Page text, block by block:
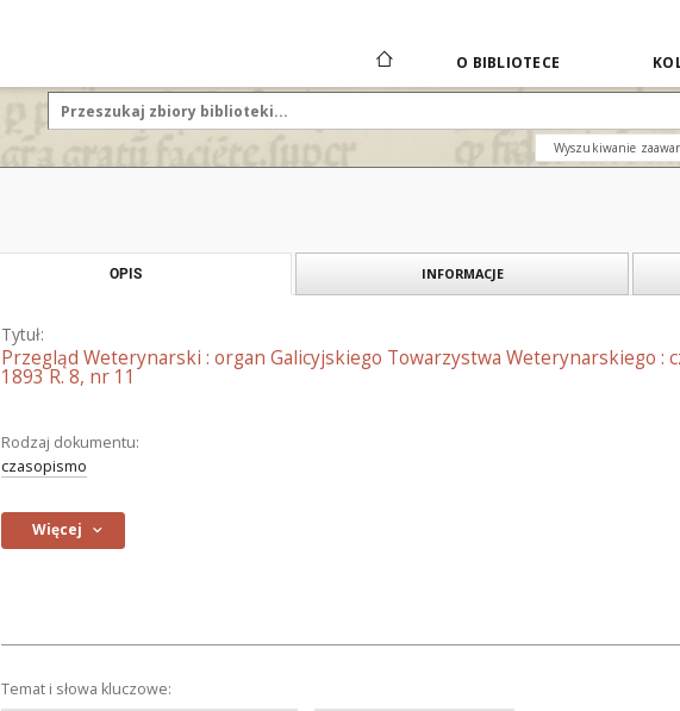
O BIBLIOTECE
Wyszukiwanie
OPIS INFORMACJE
Tytuł:
Przegląd Weterynarski : organ Galicyjskiego Towarzystwa Weterynarskiego :
1893 R. 8, nr 11
Rodzaj dokumentu:
czasopismo
Więcej
Temat i słowa kluczowe: